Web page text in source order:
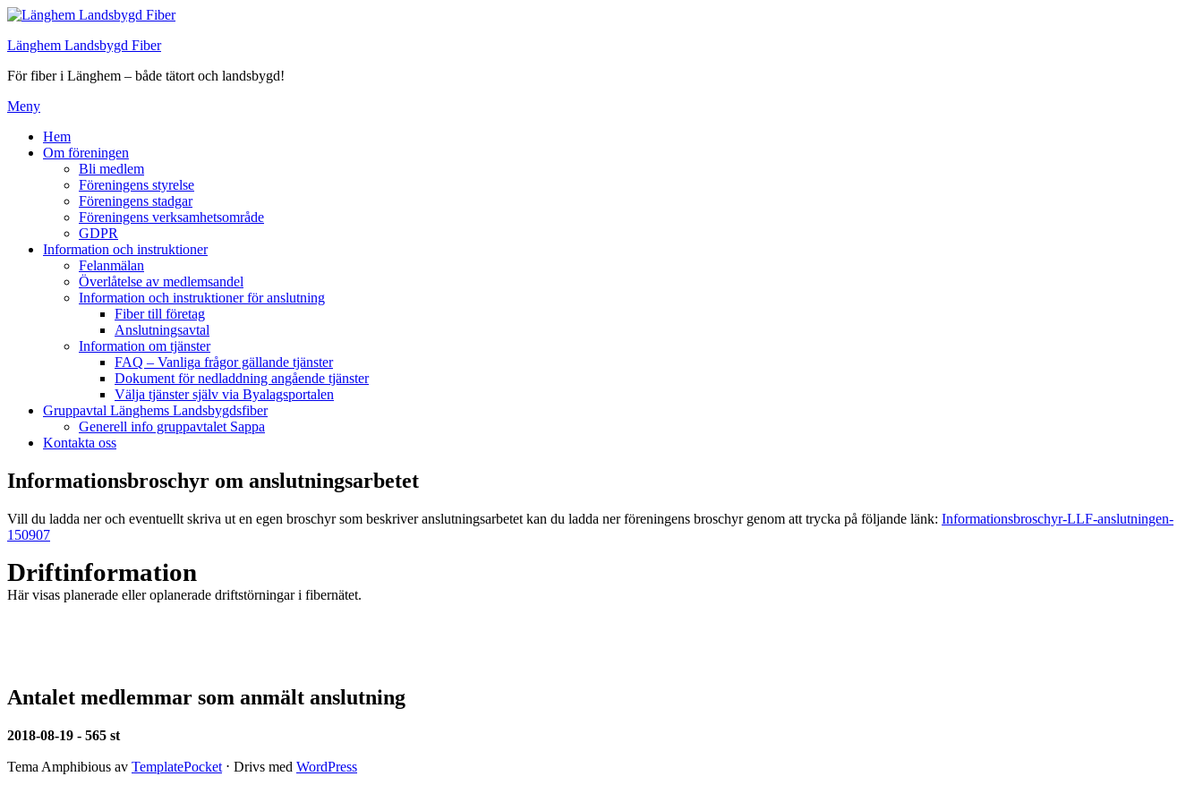
Hoppa
innehåll
Länghem Landsbygd Fiber
För fiber i Länghem – både tätort och landsbygd!
Meny
Hem
Om föreningen
Bli medlem
Föreningens styrelse
Föreningens stadgar
Föreningens verksamhetsområde
GDPR
Information och instruktioner
Felanmälan
Överlåtelse av medlemsandel
Information och instruktioner för anslutning
Fiber till företag
Anslutningsavtal
Information om tjänster
FAQ – Vanliga frågor gällande tjänster
Dokument för nedladdning angående tjänster
Välja tjänster själv via Byalagsportalen
Gruppavtal Länghems Landsbygdsfiber
Generell info gruppavtalet Sappa
Kontakta oss
Informationsbroschyr om anslutningsarbetet
Vill du ladda ner och eventuellt skriva ut en egen broschyr som beskriver anslutningsarbetet kan du ladda ner föreningens broschyr genom att trycka på följande länk: Informationsbroschyr-LLF-anslutningen-
150907
Driftinformation
Här visas planerade eller oplanerade driftstörningar i fibernätet.
Antalet medlemmar som anmält anslutning
2018-08-19 - 565 st
Tema Amphibious av TemplatePocket ⋅ Drivs med WordPress